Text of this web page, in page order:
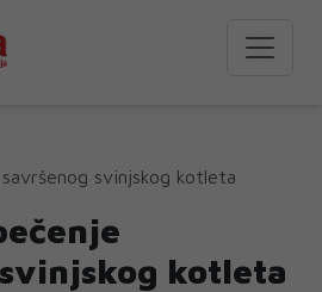
svinjskog kotleta
kotleta